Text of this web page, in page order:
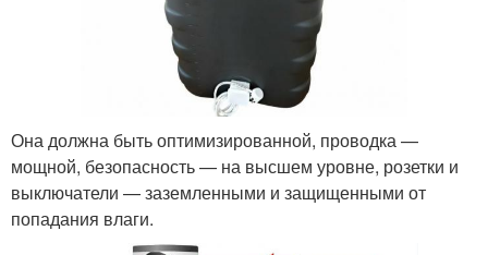
Она должна быть оптимизированной, проводка —
мощной, безопасность — на высшем уровне, розетки и
выключатели — заземленными и защищенными от
попадания влаги.